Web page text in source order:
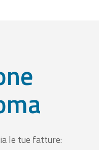
le tue fatture: